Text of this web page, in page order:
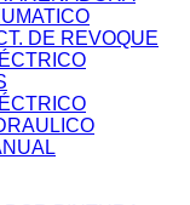
DE REVOQUE